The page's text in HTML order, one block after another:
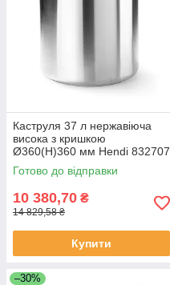
Каструля 37 л нержавіюча
висока з кришкою
Ø360(Н)360 мм Hendi 832707
Готово до відправки
10 380,70 ₴
14 829,58 ₴
Купити
–30%